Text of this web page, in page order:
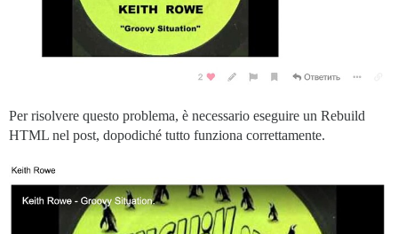
Per risolvere questo problema, è necessario eseguire un Rebuild
HTML nel post, dopodiché tutto funziona correttamente.